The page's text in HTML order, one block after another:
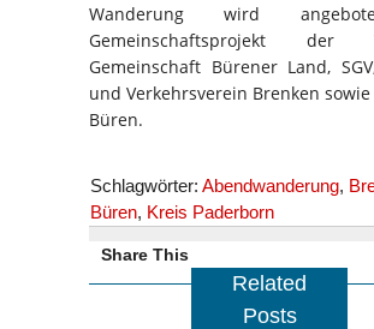
Wanderung wird
Gemeinschaftsprojekt der
Gemeinschaft Bürener Land,
und Verkehrsverein Brenken
Büren.
Schlagwörter: Abendwanderung,
Büren, Kreis Paderborn
Share This
Related
Posts